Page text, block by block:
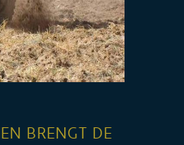
BRENGT DE